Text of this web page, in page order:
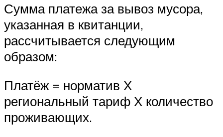
Сумма платежа за вывоз мусора,
указанная в квитанции,
рассчитывается следующим
образом:
Платёж = норматив Х
региональный тариф Х количество
проживающих.